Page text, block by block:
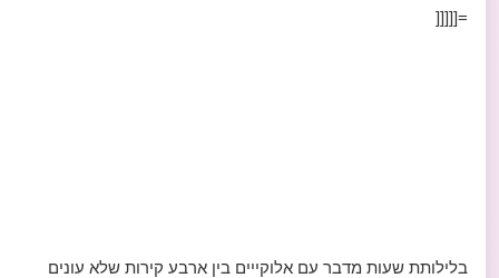
=[[[[[
בלילותת שעות מדבר עם אלוקייים בין ארבע קירות שלא עונים